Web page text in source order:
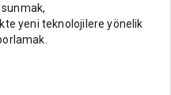
sunmak,
yeni teknolojilere yönelik